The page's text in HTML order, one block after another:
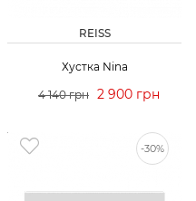
REISS
Хустка Nina
4 140 грн 2 900 грн
-30%